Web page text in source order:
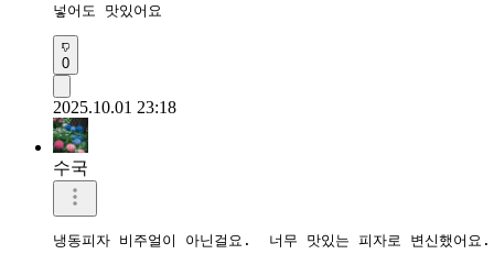
넣어도 맛있어요
0
2025.10.01 23:18
수국
냉동피자 비주얼이 아닌걸요.  너무 맛있는 피자로 변신했어